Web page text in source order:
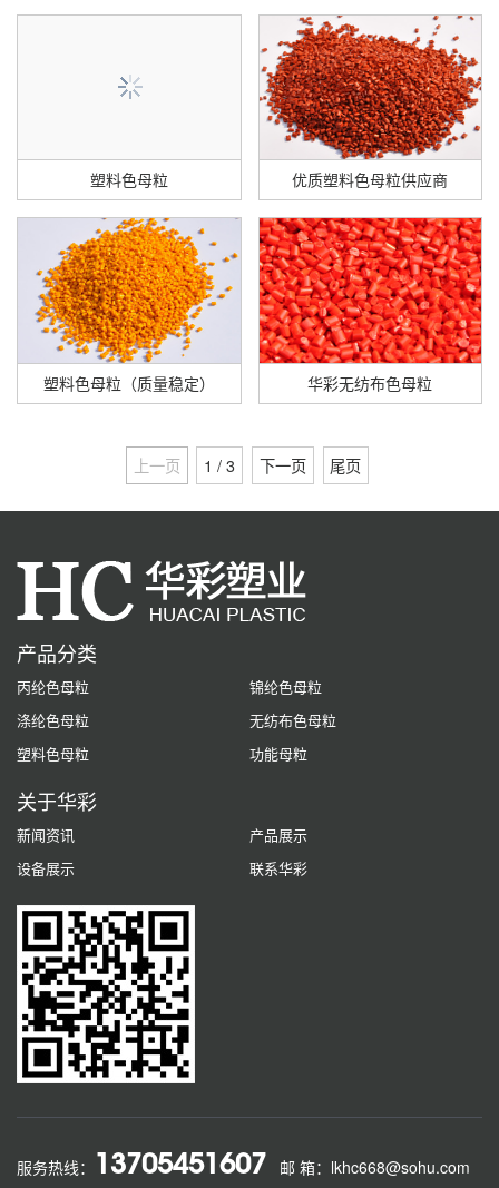
塑料色母粒 优质塑料色母粒供应商
塑料色母粒（质量稳定） 华彩无纺布色母粒
上一页 1 / 3 下一页 尾页
产品分类
丙纶色母粒
锦纶色母粒
涤纶色母粒
无纺布色母粒
塑料色母粒
功能母粒
关于华彩
新闻资讯
产品展示
设备展示
联系华彩
服务热线： 13705451607 邮 箱：lkhc668@sohu.com